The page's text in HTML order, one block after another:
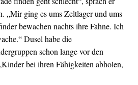
„Mir ging es ums Zeltlager und ums
bewachen nachts ihre Fahne. Ich
Dusel habe die
schon lange vor den
bei ihren Fähigkeiten abholen,